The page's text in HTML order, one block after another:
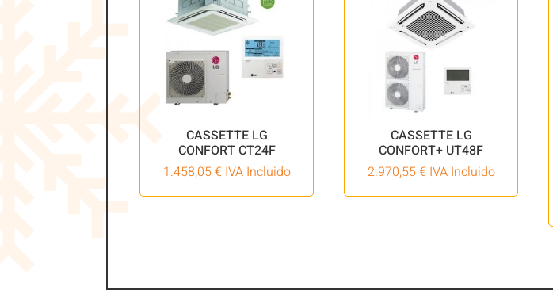
CASSETTE LG
CONFORT CT24F
1.458,05€ IVA Incluido
CASSETTE LG
CONFORT+ UT48F
2.970,55€ IVA Incluido